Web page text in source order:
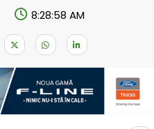
8:28:58 AM